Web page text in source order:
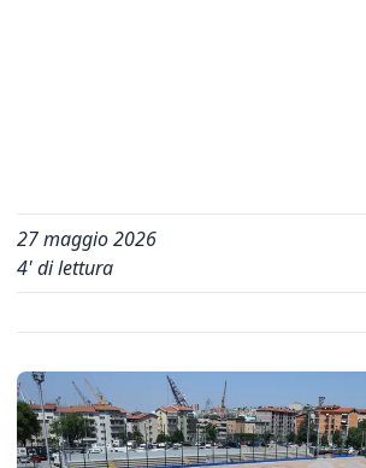
27 maggio 2026
4' di lettura